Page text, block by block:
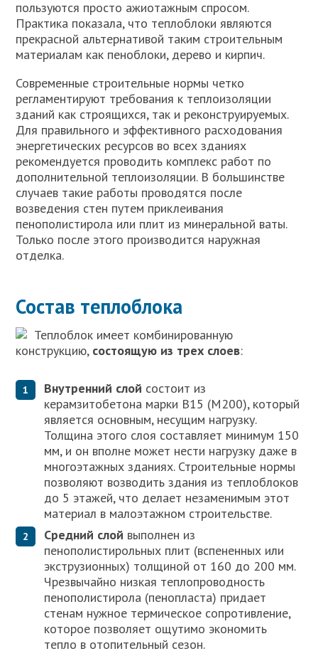
пользуются просто ажиотажным спросом.
Практика показала, что теплоблоки являются
прекрасной альтернативой таким строительным
материалам как пеноблоки, дерево и кирпич.
Современные строительные нормы четко
регламентируют требования к теплоизоляции
зданий как строящихся, так и реконструируемых.
Для правильного и эффективного расходования
энергетических ресурсов во всех зданиях
рекомендуется проводить комплекс работ по
дополнительной теплоизоляции. В большинстве
случаев такие работы проводятся после
возведения стен путем приклеивания
пенополистирола или плит из минеральной ваты.
Только после этого производится наружная
отделка.
Состав теплоблока
Теплоблок имеет комбинированную
конструкцию, состоящую из трех слоев:
Внутренний слой состоит из
керамзитобетона марки В15 (М200), который
является основным, несущим нагрузку.
Толщина этого слоя составляет минимум 150
мм, и он вполне может нести нагрузку даже в
многоэтажных зданиях. Строительные нормы
позволяют возводить здания из теплоблоков
до 5 этажей, что делает незаменимым этот
материал в малоэтажном строительстве.
Средний слой выполнен из
пенополистирольных плит (вспененных или
экструзионных) толщиной от 160 до 200 мм.
Чрезвычайно низкая теплопроводность
пенополистирола (пенопласта) придает
стенам нужное термическое сопротивление,
которое позволяет ощутимо экономить
тепло в отопительный сезон.